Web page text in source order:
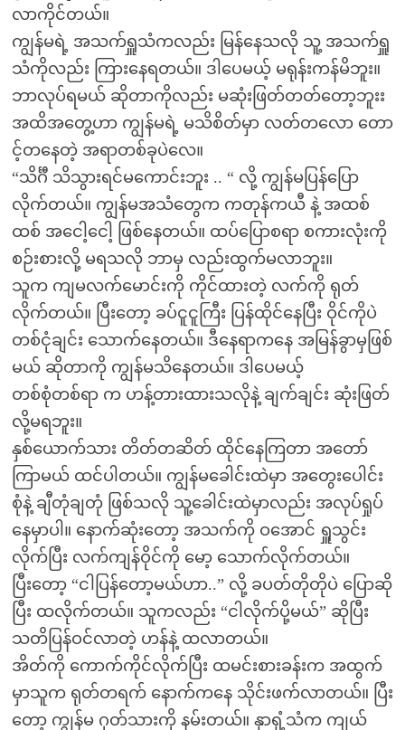
လာကိုင်တယ်။
ကျွန်မရဲ့ အသက်ရှူသံကလည်း မြန်နေသလို သူ့ အသက်ရှူ
သံကိုလည်း ကြားနေရတယ်။ ဒါပေမယ့် မရုန်းကန်မိဘူး။
ဘာလုပ်ရမယ် ဆိုတာကိုလည်း မဆုံးဖြတ်တတ်တော့ဘူးး
အထိအတွေ့ဟာ ကျွန်မရဲ့ မသိစိတ်မှာ လတ်တလော တော
င့်တနေတဲ့ အရာတစ်ခုပဲလေ။
“သိင်္ဂီ သိသွားရင်မကောင်းဘူး .. “ လို့ ကျွန်မပြန်ပြော
လိုက်တယ်။ ကျွန်မအသံတွေက ကတုန်ကယီ နဲ့ အထစ်
ထစ် အငေါ့ငေါ့ ဖြစ်နေတယ်။ ထပ်ပြောစရာ စကားလုံးကို
စဉ်းစားလို့ မရသလို ဘာမှ လည်းထွက်မလာဘူး။
သူက ကျမလက်မောင်းကို ကိုင်ထားတဲ့ လက်ကို ရုတ်
လိုက်တယ်။ ပြီးတော့ ခပ်ငူငူကြီး ပြန်ထိုင်နေပြီး ဝိုင်ကိုပဲ
တစ်ငုံချင်း သောက်နေတယ်။ ဒီနေရာကနေ အမြန်ခွာမှဖြစ်
မယ် ဆိုတာကို ကျွန်မသိနေတယ်။ ဒါပေမယ့်
တစ်စုံတစ်ရာ က ဟန့်တားထားသလိုနဲ့ ချက်ချင်း ဆုံးဖြတ်
လို့မရဘူး။
နှစ်ယောက်သား တိတ်တဆိတ် ထိုင်နေကြတာ အတော်
ကြာမယ် ထင်ပါတယ်။ ကျွန်မခေါင်းထဲမှာ အတွေးပေါင်း
စုံနဲ့ ချီတုံချတုံ ဖြစ်သလို သူ့ခေါင်းထဲမှာလည်း အလုပ်ရှုပ်
နေမှာပါ။ နောက်ဆုံးတော့ အသက်ကို ဝအောင် ရှူသွင်း
လိုက်ပြီး လက်ကျန်ဝိုင်ကို မော့ သောက်လိုက်တယ်။
ပြီးတော့ “ငါပြန်တော့မယ်ဟာ..” လို့ ခပတ်တိုတိုပဲ ပြောဆို
ပြီး ထလိုက်တယ်။ သူကလည်း “ငါလိုက်ပို့မယ်” ဆိုပြီး
သတိပြန်ဝင်လာတဲ့ ဟန်နဲ့ ထလာတယ်။
အိတ်ကို ကောက်ကိုင်လိုက်ပြီး ထမင်းစားခန်းက အထွက်
မှာသူက ရုတ်တရက် နောက်ကနေ သိုင်းဖက်လာတယ်။ ပြီး
တော့ ကျွန်မ ဂုတ်သားကို နမ်းတယ်။ နှာရှံ့သံက ကျယ်